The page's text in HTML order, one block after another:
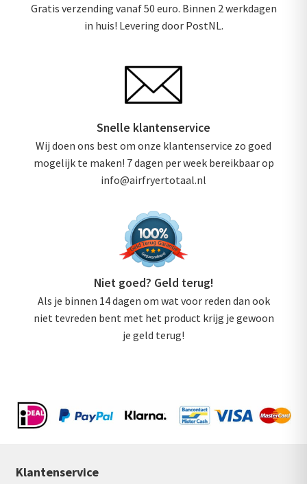
Gratis verzending vanaf 50 euro. Binnen 2 werkdagen
in huis! Levering door PostNL.
Snelle klantenservice
Wij doen ons best om onze klantenservice zo goed
mogelijk te maken! 7 dagen per week bereikbaar op
info@airfryertotaal.nl
Niet goed? Geld terug!
Als je binnen 14 dagen om wat voor reden dan ook
niet tevreden bent met het product krijg je gewoon
je geld terug!
Klantenservice